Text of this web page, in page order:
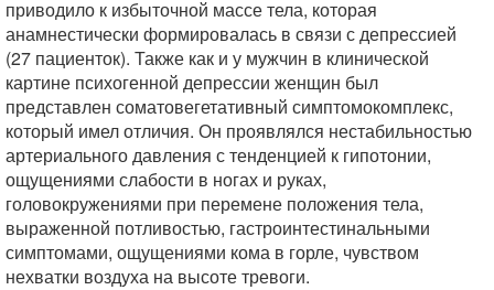
приводило к избыточной массе тела, которая
анамнестически формировалась в связи с депрессией
(27 пациенток). Также как и у мужчин в клинической
картине психогенной депрессии женщин был
представлен соматовегетативный симптомокомплекс,
который имел отличия. Он проявлялся нестабильностью
артериального давления с тенденцией к гипотонии,
ощущениями слабости в ногах и руках,
головокружениями при перемене положения тела,
выраженной потливостью, гастроинтестинальными
симптомами, ощущениями кома в горле, чувством
нехватки воздуха на высоте тревоги.